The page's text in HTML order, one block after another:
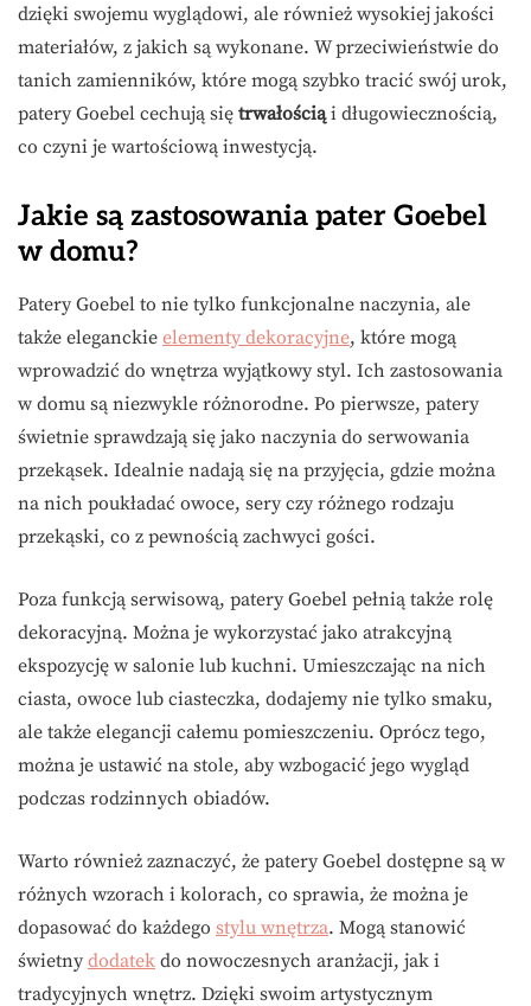
dzięki swojemu wyglądowi, ale również wysokiej jakości
materiałów, z jakich są wykonane. W przeciwieństwie do
tanich zamienników, które mogą szybko tracić swój urok,
patery Goebel cechują się trwałościąi długowiecznością,
co czyni je wartościową inwestycją.
Jakie są zastosowania pater Goebel
w domu?
Patery Goebel to nie tylko funkcjonalne naczynia, ale
także eleganckie elementy dekoracyjne, które mogą
wprowadzić do wnętrza wyjątkowy styl. Ich zastosowania
w domu są niezwykle różnorodne. Po pierwsze, patery
świetnie sprawdzają się jako naczynia do serwowania
przekąsek. Idealnie nadają się na przyjęcia, gdzie można
na nich poukładać owoce, sery czy różnego rodzaju
przekąski, co z pewnością zachwyci gości.
Poza funkcją serwisową, patery Goebel pełnią także rolę
dekoracyjną. Można je wykorzystać jako atrakcyjną
ekspozycję w salonie lub kuchni. Umieszczając na nich
ciasta, owoce lub ciasteczka, dodajemy nie tylko smaku,
ale także elegancji całemu pomieszczeniu. Oprócz tego,
można je ustawić na stole, aby wzbogacić jego wygląd
podczas rodzinnych obiadów.
Warto również zaznaczyć, że patery Goebel dostępne są w
różnych wzorach i kolorach, co sprawia, że można je
dopasować do każdego stylu wnętrza. Mogą stanowić
świetny dodatek do nowoczesnych aranżacji, jak i
tradycyjnych wnętrz. Dzięki swoim artystycznym